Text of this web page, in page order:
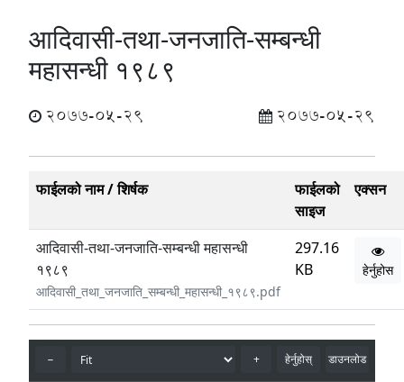
आदिवासी-तथा-जनजाति-सम्बन्धी
महासन्धी १९८९
2077-05-29 2077-05-29
फाईलको नाम / शिर्षक
फाईलको
साइज
एक्सन
आदिवासी-तथा-जनजाति-सम्बन्धी महासन्धी
१९८९
आदिवासी_तथा_जनजाति_सम्बन्धी_महासन्धी_१९८९.pdf
297.16
KB
हेर्नुहोस